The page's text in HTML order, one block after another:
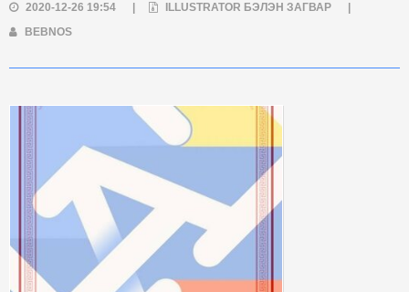
2020-12-26 19:54 ILLUSTRATOR БЭЛЭН ЗАГВАР
BEBNOS